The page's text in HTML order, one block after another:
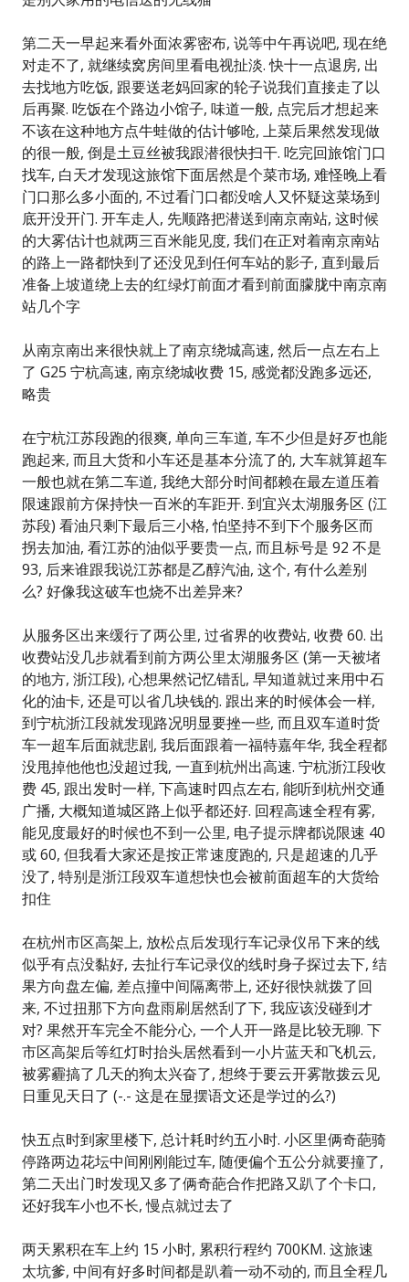
第二天一早起来看外面浓雾密布, 说等中午再说吧, 现在绝
对走不了, 就继续窝房间里看电视扯淡. 快十一点退房, 出
去找地方吃饭, 跟要送老妈回家的轮子说我们直接走了以
后再聚. 吃饭在个路边小馆子, 味道一般, 点完后才想起来
不该在这种地方点牛蛙做的估计够呛, 上菜后果然发现做
的很一般, 倒是土豆丝被我跟潜很快扫干. 吃完回旅馆门口
找车, 白天才发现这旅馆下面居然是个菜市场, 难怪晚上看
门口那么多小面的, 不过看门口都没啥人又怀疑这菜场到
底开没开门. 开车走人, 先顺路把潜送到南京南站, 这时候
的大雾估计也就两三百米能见度, 我们在正对着南京南站
的路上一路都快到了还没见到任何车站的影子, 直到最后
准备上坡道绕上去的红绿灯前面才看到前面朦胧中南京南
站几个字
从南京南出来很快就上了南京绕城高速, 然后一点左右上
了 G25 宁杭高速, 南京绕城收费 15, 感觉都没跑多远还,
略贵
在宁杭江苏段跑的很爽, 单向三车道, 车不少但是好歹也能
跑起来, 而且大货和小车还是基本分流了的, 大车就算超车
一般也就在第二车道, 我绝大部分时间都赖在最左道压着
限速跟前方保持快一百米的车距开. 到宜兴太湖服务区 (江
苏段) 看油只剩下最后三小格, 怕坚持不到下个服务区而
拐去加油, 看江苏的油似乎要贵一点, 而且标号是 92 不是
93, 后来谁跟我说江苏都是乙醇汽油, 这个, 有什么差别
么? 好像我这破车也烧不出差异来?
从服务区出来缓行了两公里, 过省界的收费站, 收费 60. 出
收费站没几步就看到前方两公里太湖服务区 (第一天被堵
的地方, 浙江段), 心想果然记忆错乱, 早知道就过来用中石
化的油卡, 还是可以省几块钱的. 跟出来的时候体会一样,
到宁杭浙江段就发现路况明显要挫一些, 而且双车道时货
车一超车后面就悲剧, 我后面跟着一福特嘉年华, 我全程都
没甩掉他他也没超过我, 一直到杭州出高速. 宁杭浙江段收
费 45, 跟出发时一样, 下高速时四点左右, 能听到杭州交通
广播, 大概知道城区路上似乎都还好. 回程高速全程有雾,
能见度最好的时候也不到一公里, 电子提示牌都说限速 40
或 60, 但我看大家还是按正常速度跑的, 只是超速的几乎
没了, 特别是浙江段双车道想快也会被前面超车的大货给
扣住
在杭州市区高架上, 放松点后发现行车记录仪吊下来的线
似乎有点没黏好, 去扯行车记录仪的线时身子探过去下, 结
果方向盘左偏, 差点撞中间隔离带上, 还好很快就拨了回
来, 不过扭那下方向盘雨刷居然刮了下, 我应该没碰到才
对? 果然开车完全不能分心, 一个人开一路是比较无聊. 下
市区高架后等红灯时抬头居然看到一小片蓝天和飞机云,
被雾霾搞了几天的狗太兴奋了, 想终于要云开雾散拨云见
日重见天日了 (-.- 这是在显摆语文还是学过的么?)
快五点时到家里楼下, 总计耗时约五小时. 小区里俩奇葩骑
停路两边花坛中间刚刚能过车, 随便偏个五公分就要撞了,
第二天出门时发现又多了俩奇葩合作把路又趴了个卡口,
还好我车小也不长, 慢点就过去了
两天累积在车上约 15 小时, 累积行程约 700KM. 这旅速
太坑爹, 中间有好多时间都是趴着一动不动的, 而且全程几